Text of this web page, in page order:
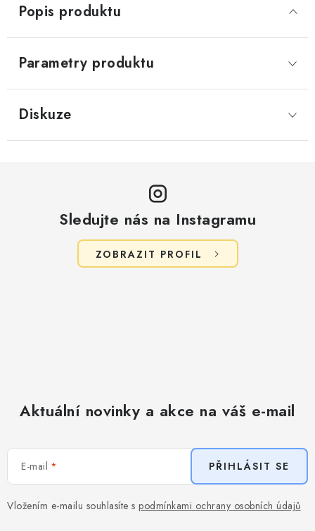
Popis produktu
Parametry produktu
Diskuze
Sledujte nás na Instagramu
ZOBRAZIT PROFIL
Aktuální novinky a akce na váš e-mail
E-mail
Vložením e-mailu souhlasíte s podmínkami ochrany osobních údajů
PŘIHLÁSIT SE